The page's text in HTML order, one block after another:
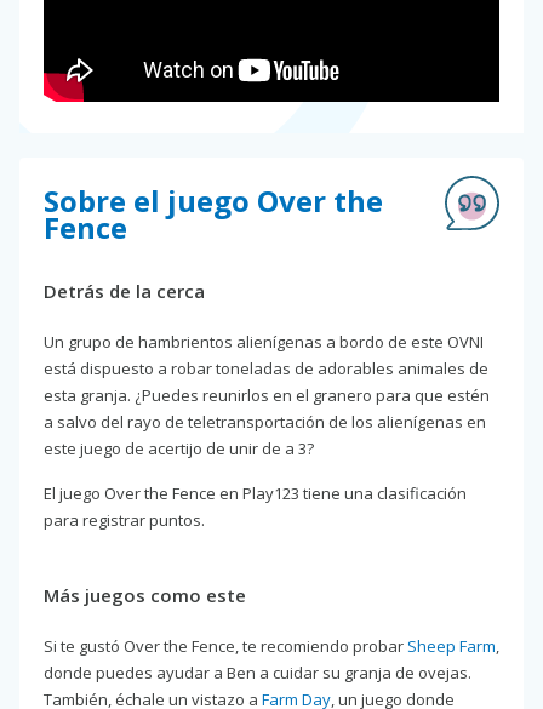
Sobre el juego Over the
Fence
Detrás de la cerca
Un grupo de hambrientos alienígenas a bordo de este OVNI
está dispuesto a robar toneladas de adorables animales de
esta granja. ¿Puedes reunirlos en el granero para que estén
a salvo del rayo de teletransportación de los alienígenas en
este juego de acertijo de unir de a 3?
El juego Over the Fence en Play123 tiene una clasificación
para registrar puntos.
Más juegos como este
Si te gustó Over the Fence, te recomiendo probar Sheep Farm,
donde puedes ayudar a Ben a cuidar su granja de ovejas.
También, échale un vistazo a Farm Day, un juego donde